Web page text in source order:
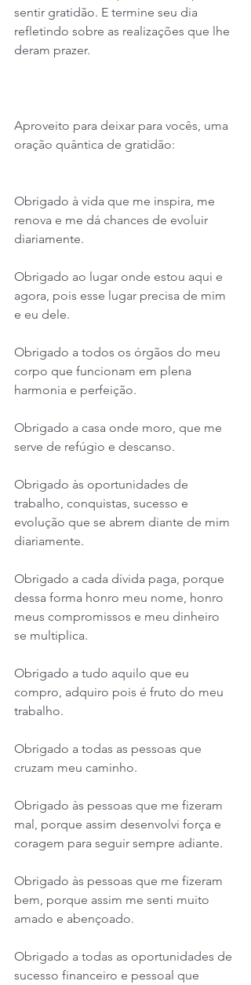
sentir gratidão. E termine seu dia
refletindo sobre as realizações que lhe
deram prazer.
Aproveito para deixar para vocês, uma
oração quântica de gratidão:
Obrigado à vida que me inspira, me
renova e me dá chances de evoluir
diariamente.
Obrigado ao lugar onde estou aqui e
agora, pois esse lugar precisa de mim
e eu dele.
Obrigado a todos os órgãos do meu
corpo que funcionam em plena
harmonia e perfeição.
Obrigado a casa onde moro, que me
serve de refúgio e descanso.
Obrigado às oportunidades de
trabalho, conquistas, sucesso e
evolução que se abrem diante de mim
diariamente.
Obrigado a cada dívida paga, porque
dessa forma honro meu nome, honro
meus compromissos e meu dinheiro
se multiplica.
Obrigado a tudo aquilo que eu
compro, adquiro pois é fruto do meu
trabalho.
Obrigado a todas as pessoas que
cruzam meu caminho.
Obrigado às pessoas que me fizeram
mal, porque assim desenvolvi força e
coragem para seguir sempre adiante.
Obrigado às pessoas que me fizeram
bem, porque assim me senti muito
amado e abençoado.
Obrigado a todas as oportunidades de
sucesso financeiro e pessoal que